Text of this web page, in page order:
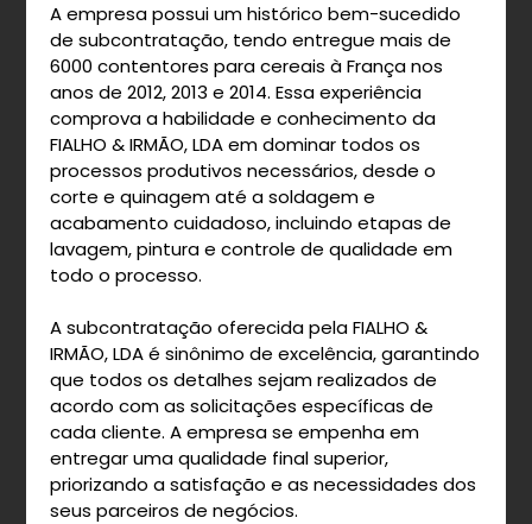
A empresa possui um histórico bem-sucedido
de subcontratação, tendo entregue mais de
6000 contentores para cereais à França nos
anos de 2012, 2013 e 2014. Essa experiência
comprova a habilidade e conhecimento da
FIALHO & IRMÃO, LDA em dominar todos os
processos produtivos necessários, desde o
corte e quinagem até a soldagem e
acabamento cuidadoso, incluindo etapas de
lavagem, pintura e controle de qualidade em
todo o processo.
A subcontratação oferecida pela FIALHO &
IRMÃO, LDA é sinônimo de excelência, garantindo
que todos os detalhes sejam realizados de
acordo com as solicitações específicas de
cada cliente. A empresa se empenha em
entregar uma qualidade final superior,
priorizando a satisfação e as necessidades dos
seus parceiros de negócios.